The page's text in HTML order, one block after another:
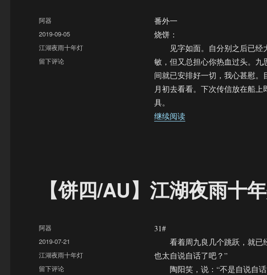
番外一
烧饼：
见字如面。自分别之后已经
敏，但又总担心你热血过头。
间就已安排好一切，我心甚慰
月初去看看。下次传信放在船
具。
继续阅读“【饼四/AU】江湖夜雨
作
者
阿器
发
布
于
2019-09-05
分
类
江湖夜雨十年灯
于
一）
留下评论
【饼四/AU】江湖夜雨十
31#
看着周九良几个跳跃，就已
也太自说自话了吧？”
陶阳笑，说：“不是自说自话
作
者
阿器
发
布
于
2019-07-21
分
类
江湖夜雨十年灯
于
留下评论